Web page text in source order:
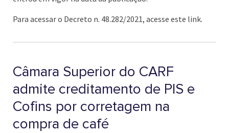
Para acessar o Decreto n. 48.282/2021, acesse este link.
Câmara Superior do CARF
admite creditamento de PIS e
Cofins por corretagem na
compra de café